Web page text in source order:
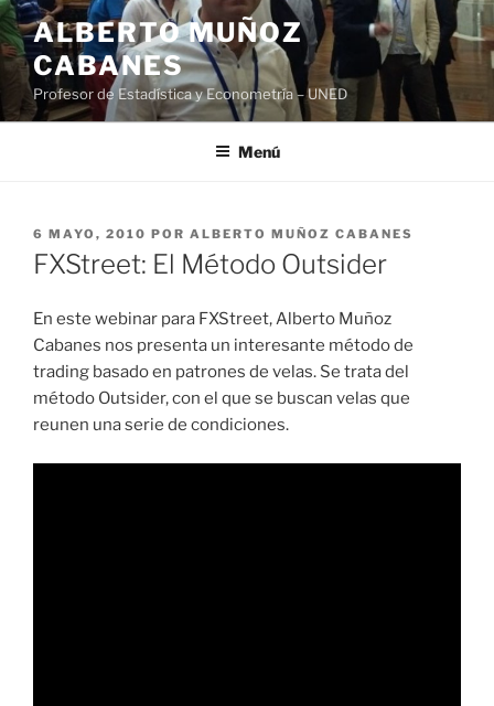
Saltar
al
contenido
ALBERTO MUÑOZ
CABANES
Profesor de Estadística y Econometría – UNED
Menú
PUBLICADO
EL
6 MAYO, 2010 POR ALBERTO MUÑOZ CABANES
FXStreet: El Método Outsider
En este webinar para FXStreet, Alberto Muñoz
Cabanes nos presenta un interesante método de
trading basado en patrones de velas. Se trata del
método Outsider, con el que se buscan velas que
reunen una serie de condiciones.